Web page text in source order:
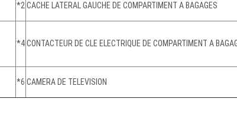
*2 CACHE LATERAL GAUCHE DE COMPARTIMENT A BAGAGES
*4CONTACTEUR DE CLE ELECTRIQUE DE COMPARTIMENT A
*6 CAMERA DE TELEVISION